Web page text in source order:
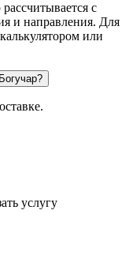
с
и направления. Для
или
услугу